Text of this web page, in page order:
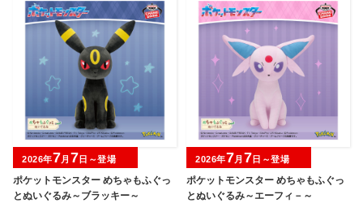
ポケットモンスター めちゃもふぐっ
とぬいぐるみ～ブラッキー～
2026年7月 7日～登場
ポケットモンスター めちゃもふぐっ
とぬいぐるみ～エーフィ－～
2026年7月 7日～登場